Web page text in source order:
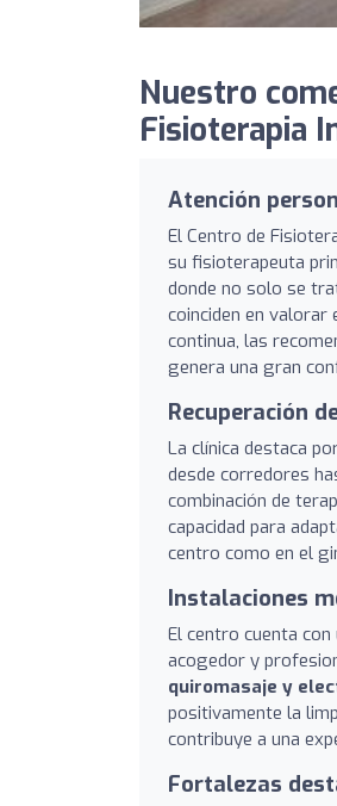
Nuestro
Fisioterapia
Atención
El Centro de
su fisioterapeuta
donde no solo se
coinciden en valorar
continua, las
genera una gran
Recuperación
La clínica destaca
desde corredores
combinación de
capacidad para
centro como en el
Instalaciones
El centro cuenta con
acogedor y
quiromasaje y
positivamente la
contribuye a una
Fortalezas